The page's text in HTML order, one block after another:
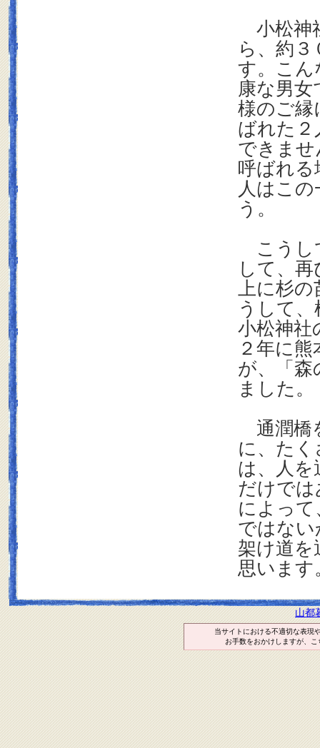
小松神
ら、約
す。こん
康な男
様のご縁
ばれた２
できませ
呼ばれる
人はこ
う。
こうし
して、
上に杉の
うして
小松神社
２年に
が、「森
ました。
通潤橋
に、た
は、人を
だけで
によっ
ではな
架け道を
思います
山都
当サイトにおける不適切な表現
お手数をおかけしますが、こ